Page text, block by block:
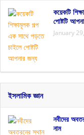
কয়েকটি
পোষ্টটি
January
ইসলামিক জ্ঞান
নবীদের
নাম